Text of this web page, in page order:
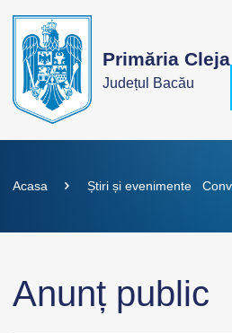
Primăria Cleja
Județul Bacău
Acasa Știri și evenimente
Anunț public